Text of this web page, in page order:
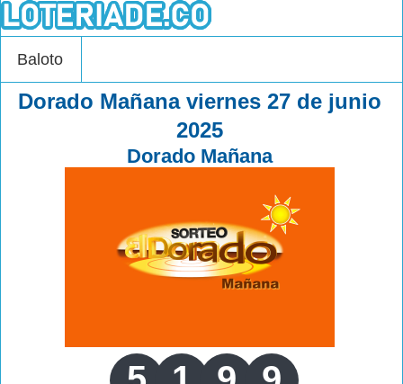
Baloto
Dorado Mañana viernes 27 de junio
2025
Dorado Mañana